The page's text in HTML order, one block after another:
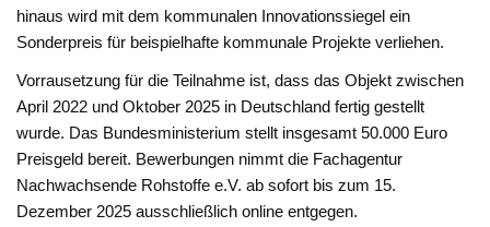
hinaus wird mit dem kommunalen Innovationssiegel ein
Sonderpreis für beispielhafte kommunale Projekte verliehen.
Vorrausetzung für die Teilnahme ist, dass das Objekt zwischen
April 2022 und Oktober 2025 in Deutschland fertig gestellt
wurde. Das Bundesministerium stellt insgesamt 50.000 Euro
Preisgeld bereit. Bewerbungen nimmt die Fachagentur
Nachwachsende Rohstoffe e.V. ab sofort bis zum 15.
Dezember 2025 ausschließlich online entgegen.